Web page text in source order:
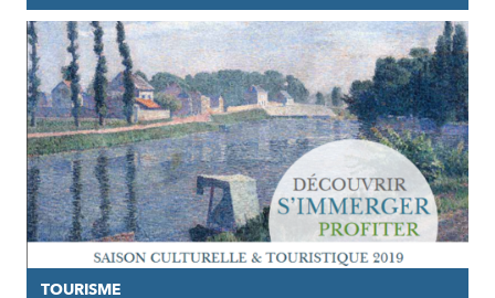
TOURISME